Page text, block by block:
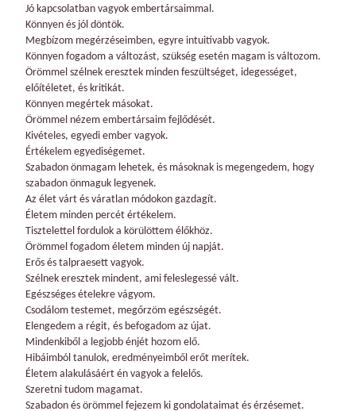
Jó kapcsolatban vagyok embertársaimmal.
Könnyen és jól döntök.
Megbízom megérzéseimben, egyre intuitívabb vagyok.
Könnyen fogadom a változást, szükség esetén magam is változom.
Örömmel szélnek eresztek minden feszültséget, idegességet,
előítéletet, és kritikát.
Könnyen megértek másokat.
Örömmel nézem embertársaim fejlődését.
Kivételes, egyedi ember vagyok.
Értékelem egyediségemet.
Szabadon önmagam lehetek, és másoknak is megengedem, hogy
szabadon önmaguk legyenek.
Az élet várt és váratlan módokon gazdagít.
Életem minden percét értékelem.
Tisztelettel fordulok a körülöttem élőkhöz.
Örömmel fogadom életem minden új napját.
Erős és talpraesett vagyok.
Szélnek eresztek mindent, ami feleslegessé vált.
Egészséges ételekre vágyom.
Csodálom testemet, megőrzöm egészségét.
Elengedem a régit, és befogadom az újat.
Mindenkiből a legjobb énjét hozom elő.
Hibáimból tanulok, eredményeimből erőt merítek.
Életem alakulásáért én vagyok a felelős.
Szeretni tudom magamat.
Szabadon és örömmel fejezem ki gondolataimat és érzésemet.